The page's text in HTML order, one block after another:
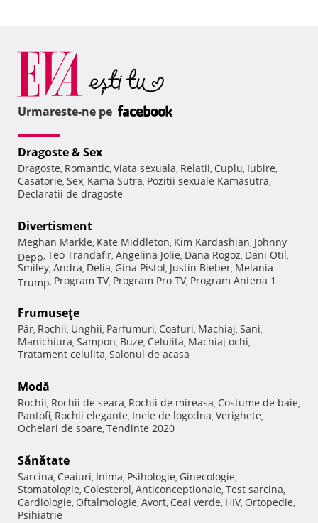
Urmareste-ne pe
Dragoste & Sex
Dragoste, Romantic, Viata sexuala, Relatii, Cuplu, Iubire,
Casatorie, Sex, Kama Sutra, Pozitii sexuale Kamasutra,
Declaratii de dragoste
Divertisment
Meghan Markle, Kate Middleton, Kim Kardashian, Johnny
Depp, Teo Trandafir, Angelina Jolie, Dana Rogoz, Dani Otil,
Smiley, Andra, Delia, Gina Pistol, Justin Bieber, Melania
Trump, Program TV, Program Pro TV, Program Antena 1
Frumuseţe
Păr, Rochii, Unghii, Parfumuri, Coafuri, Machiaj, Sani,
Manichiura, Sampon, Buze, Celulita, Machiaj ochi,
Tratament celulita, Salonul de acasa
Modă
Rochii, Rochii de seara, Rochii de mireasa, Costume de baie,
Pantofi, Rochii elegante, Inele de logodna, Verighete,
Ochelari de soare, Tendinte 2020
Sănătate
Sarcina, Ceaiuri, Inima, Psihologie, Ginecologie,
Stomatologie, Colesterol, Anticonceptionale, Test sarcina,
Cardiologie, Oftalmologie, Avort, Ceai verde, HIV, Ortopedie,
Psihiatrie